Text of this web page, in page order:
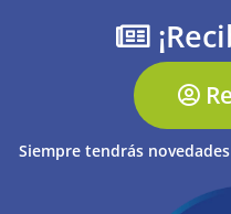
Siempre tendrás